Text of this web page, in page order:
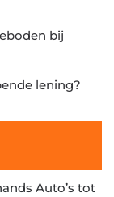
bij
lening?
Auto’s tot